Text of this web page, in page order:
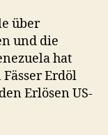
über
und die
hat
Erdöl
Erlösen US-